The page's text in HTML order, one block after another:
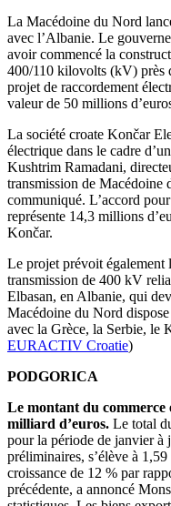
La Macédoine du Nord
avec l’Albanie. Le
avoir commencé la
400/110 kilovolts (kV) près
projet de raccordement
valeur de 50 millions
La société croate Končar
électrique dans le cadre
Kushtrim Ramadani,
transmission de
communiqué. L’accord
représente 14,3 millions
Končar.
Le projet prévoit également
transmission de 400 kV
Elbasan, en Albanie, qui
Macédoine du Nord
avec la Grèce, la Serbie, le
EURACTIV Croatie)
PODGORICA
Le montant du
milliard d’euros. Le total
pour la période de janvier à
préliminaires, s’élève à
croissance de 12 % par
précédente, a annoncé